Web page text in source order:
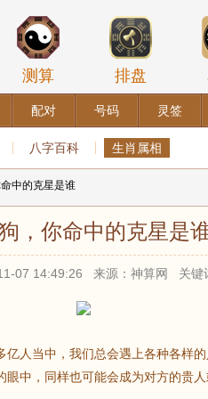
测算 排盘
配对 号码 灵签
八字百科 生肖属相
中的克星是谁
，你命中的克星是
07 14:49:26 来源：神算网 关键
人当中，我们总会遇上各种各样
中，同样也可能会成为对方的贵